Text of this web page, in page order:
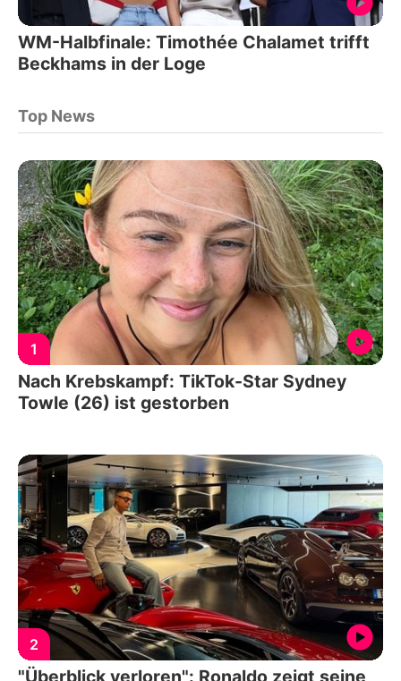
WM-Halbfinale: Timothée Chalamet trifft
Beckhams in der Loge
Top News
1
Nach Krebskampf: TikTok-Star Sydney
Towle (26) ist gestorben
2
"Überblick verloren": Ronaldo zeigt seine